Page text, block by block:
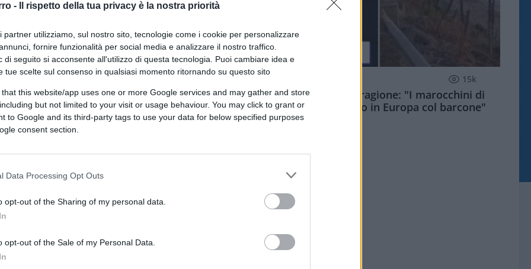
- Il rispetto della tua privacy è la nostra priorità
partner utilizziamo, sul nostro sito, tecnologie come i cookie per personalizzare
fornire funzionalità per social media e analizzare il nostro traffico.
di seguito si acconsente all'utilizzo di questa tecnologia. Puoi cambiare idea e
tue scelte sul consenso in qualsiasi momento ritornando su questo sito
that this website/app uses one or more Google services and may gather and store
but not limited to your visit or usage behaviour. You may click to grant or
to Google and its third-party tags to use your data for below specified purposes
consent section.
Data Processing Opt Outs
opt-out of the Sharing of my personal data.
opt-out of the Sale of my Personal Data.
le scorte diZitromax, cioè azitromicina,
come
15k
Meloni aveva ragione: "I marocchini di
Ceuta sbarcano in Europa col barcone"